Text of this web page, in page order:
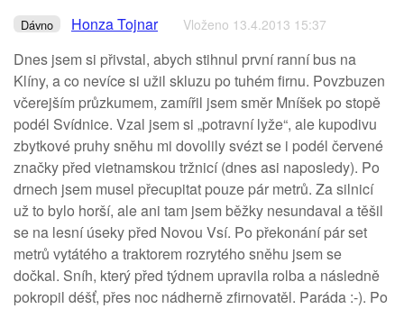
Dávno Honza Tojnar Vloženo 13.4.2013 15:37
Dnes jsem si přivstal, abych stihnul první ranní bus na
Klíny, a co nevíce si užil skluzu po tuhém firnu. Povzbuzen
včerejším průzkumem, zamířil jsem směr Mníšek po stopě
podél Svídnice. Vzal jsem si „potravní lyže“, ale kupodivu
zbytkové pruhy sněhu mi dovolily svézt se i podél červené
značky před vietnamskou tržnicí (dnes asi naposledy). Po
drnech jsem musel přecupitat pouze pár metrů. Za silnicí
už to bylo horší, ale ani tam jsem běžky nesundaval a těšil
se na lesní úseky před Novou Vsí. Po překonání pár set
metrů vytátého a traktorem rozrytého sněhu jsem se
dočkal. Sníh, který před týdnem upravila rolba a následně
pokropil déšť, přes noc nádherně zfirnovatěl. Paráda :-). Po